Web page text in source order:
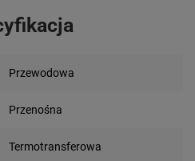
Przewodowa
Przenośna
Termotransferowa